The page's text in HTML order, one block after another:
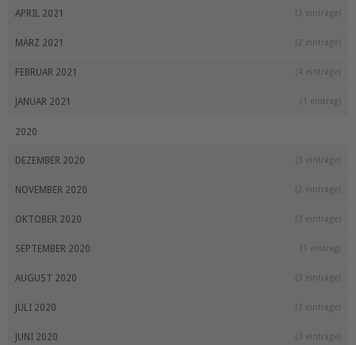
APRIL 2021 (3 einträge)
MÄRZ 2021 (2 einträge)
FEBRUAR 2021 (4 einträge)
JANUAR 2021 (1 eintrag)
2020
DEZEMBER 2020 (3 einträge)
NOVEMBER 2020 (2 einträge)
OKTOBER 2020 (3 einträge)
SEPTEMBER 2020 (1 eintrag)
AUGUST 2020 (3 einträge)
JULI 2020 (3 einträge)
JUNI 2020 (3 einträge)